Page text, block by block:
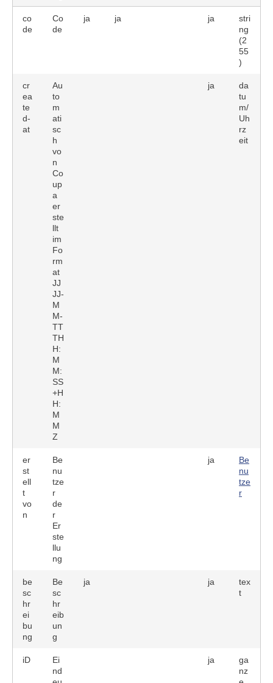
co
de
Co
de
ja ja ja
stri
ng
(2
55
)
cr
ea
te
d-
at
Au
to
m
ati
sc
h
vo
n
Co
up
a
er
ste
llt
im
Fo
rm
at
JJ
JJ-
M
M-
TT
TH
H:
M
M:
SS
+H
H:
M
M
Z
ja
da
tu
m/
Uh
rz
eit
er
st
ell
t
vo
n
Be
nu
tze
r
de
r
Er
ste
llu
ng
ja
Be
nu
tze
r
be
sc
hr
ei
bu
ng
Be
sc
hr
eib
un
g
ja ja
tex
t
iD
Ei
nd
ja
ga
nz